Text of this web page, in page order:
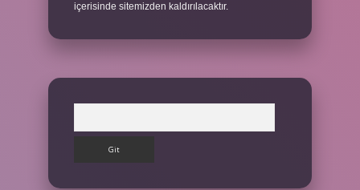
içerisinde sitemizden kaldırılacaktır.